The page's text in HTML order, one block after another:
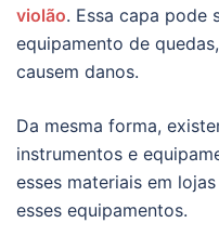
violão. Essa capa pode
equipamento de
causem danos.
Da mesma forma,
instrumentos e
esses materiais em
esses equipamentos.